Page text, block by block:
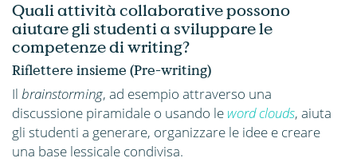
Quali attività collaborative possono
aiutare gli studenti a sviluppare le
competenze di writing?
Riflettere insieme (Pre-writing)
Il brainstorming, ad esempio attraverso una
discussione piramidale o usando le word clouds, aiuta
gli studenti a generare, organizzare le idee e creare
una base lessicale condivisa.